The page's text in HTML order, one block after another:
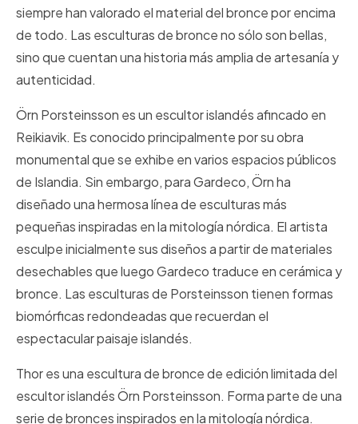
siempre han valorado el material del bronce por encima
de todo. Las esculturas de bronce no sólo son bellas,
sino que cuentan una historia más amplia de artesanía y
autenticidad.
Örn Porsteinsson es un escultor islandés afincado en
Reikiavik. Es conocido principalmente por su obra
monumental que se exhibe en varios espacios públicos
de Islandia. Sin embargo, para Gardeco, Örn ha
diseñado una hermosa línea de esculturas más
pequeñas inspiradas en la mitología nórdica. El artista
esculpe inicialmente sus diseños a partir de materiales
desechables que luego Gardeco traduce en cerámica y
bronce. Las esculturas de Porsteinsson tienen formas
biomórficas redondeadas que recuerdan el
espectacular paisaje islandés.
Thor es una escultura de bronce de edición limitada del
escultor islandés Örn Porsteinsson. Forma parte de una
serie de bronces inspirados en la mitología nórdica.